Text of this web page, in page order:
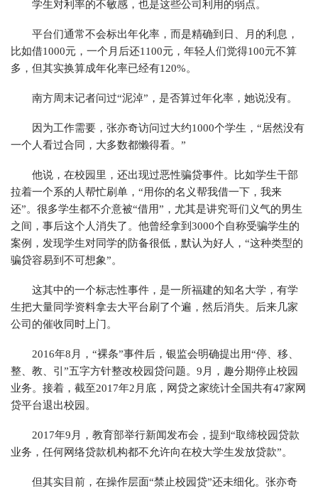
学生对利率的不敏感，也是这些公司利用的弱点。
平台们通常不会标出年化率，而是精确到日、月的利息，
比如借1000元，一个月后还1100元，年轻人们觉得100元不算
多，但其实换算成年化率已经有120%。
南方周末记者问过“泥淖”，是否算过年化率，她说没有。
因为工作需要，张亦奇访问过大约1000个学生，“居然没有
一个人看过合同，大多数都懒得看。”
他说，在校园里，还出现过恶性骗贷事件。比如学生干部
拉着一个系的人帮忙刷单，“用你的名义帮我借一下，我来
还”。很多学生都不介意被“借用”，尤其是讲究哥们义气的男生
之间，事后这个人消失了。他曾经拿到3000个自称受骗学生的
案例，发现学生对同学的防备很低，默认为好人，“这种类型的
骗贷容易到不可想象”。
这其中的一个标志性事件，是一所福建的知名大学，有学
生把大量同学资料拿去大平台刷了个遍，然后消失。后来几家
公司的催收同时上门。
2016年8月，“裸条”事件后，银监会明确提出用“停、移、
整、教、引”五字方针整改校园贷问题。9月，趣分期停止校园
业务。接着，截至2017年2月底，网贷之家统计全国共有47家网
贷平台退出校园。
2017年9月，教育部举行新闻发布会，提到“取缔校园贷款
业务，任何网络贷款机构都不允许向在校大学生发放贷款”。
但其实目前，在操作层面“禁止校园贷”还未细化。张亦奇